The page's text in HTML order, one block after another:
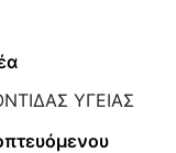
ΥΓΕΙΑΣ